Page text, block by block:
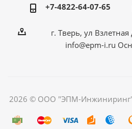
+7-4822-64-07-65
г. Тверь, ул
info@epm-i.ru
2026 © ООО "ЭПМ-